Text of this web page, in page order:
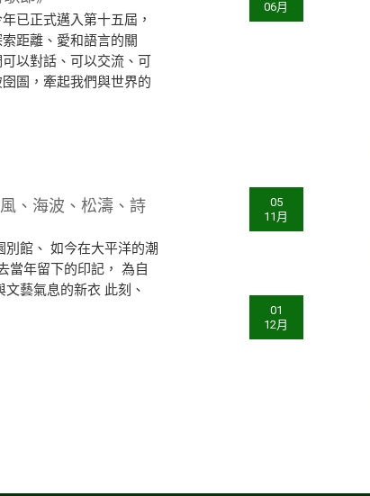
已正式邁入第十五屆，
距離、愛和語言的關
以對話、可以交流、可
圄，牽起我們與世界的
06月
、海波、松濤、詩
館、 如今在大平洋的潮
當年留下的印記， 為自
藝氣息的新衣 此刻、
05
11月
01
12月